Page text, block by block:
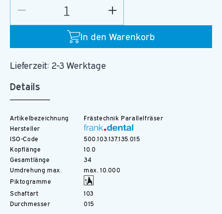
In den Warenkorb
die
für
Erhöhe
die
Menge
für
Lieferzeit: 2-3 Werktage
Details
Artikelbezeichnung
Frästechnik Parallelfräser
Hersteller
ISO-Code
500.103.137.135.015
Kopflänge
10.0
Gesamtlänge
34
Umdrehung max.
max. 10.000
Piktogramme
Schaftart
103
Durchmesser
015